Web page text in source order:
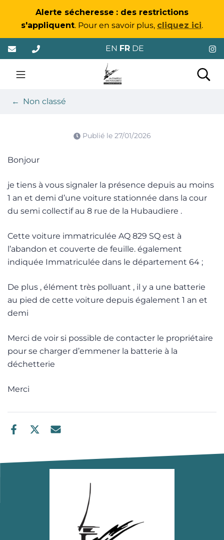
Alerte sécheresse : des restrictions
s'appliquent. Pour en savoir plus, cliquez ici.
Aller
au
contenu
EN FR DE
La Chapelle-des-
Non classé
Publié le 27/01/2026
Bonjour
je tiens à vous signaler la présence depuis au moins
1 an et demi d’une voiture stationnée dans la cour
du semi collectif au 8 rue de la Hubaudiere .
Cette voiture immatriculée AQ 829 SQ est à
l’abandon et couverte de feuille. également
indiquée Immatriculée dans le département 64 ;
De plus , élément très polluant , il y a une batterie
au pied de cette voiture depuis également 1 an et
demi
Merci de voir si possible de contacter le propriétaire
pour se charger d’emmener la batterie à la
déchetterie
Merci